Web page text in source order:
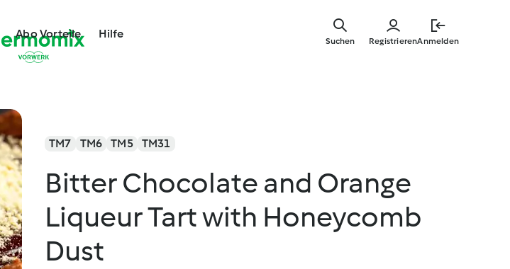
springen
Abo Vorteile Hilfe
RegistrierenAnmelden
Suchen
TM7 TM6 TM5 TM31
Bitter Chocolate and Orange
Liqueur Tart with Honeycomb
Dust